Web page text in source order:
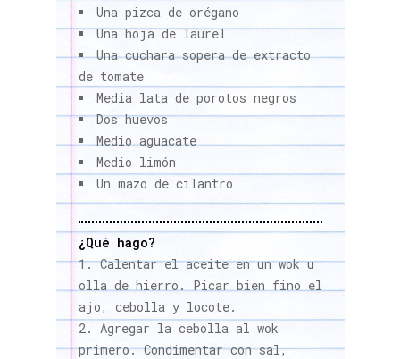
Una pizca de orégano
Una hoja de laurel
Una cuchara sopera de extracto
de tomate
Media lata de porotos negros
Dos huevos
Medio aguacate
Medio limón
Un mazo de cilantro
¿Qué hago?
Calentar el aceite en un wok u
olla de hierro. Picar bien fino el
ajo, cebolla y locote.
Agregar la cebolla al wok
primero. Condimentar con sal,